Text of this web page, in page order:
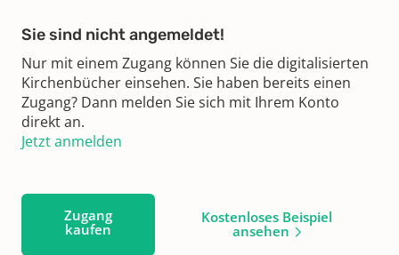
Sie sind nicht angemeldet!
Nur mit einem Zugang können Sie die digitalisierten
Kirchenbücher einsehen. Sie haben bereits einen
Zugang? Dann melden Sie sich mit Ihrem Konto
direkt an.
Jetzt anmelden
Zugang
kaufen
Kostenloses Beispiel
ansehen